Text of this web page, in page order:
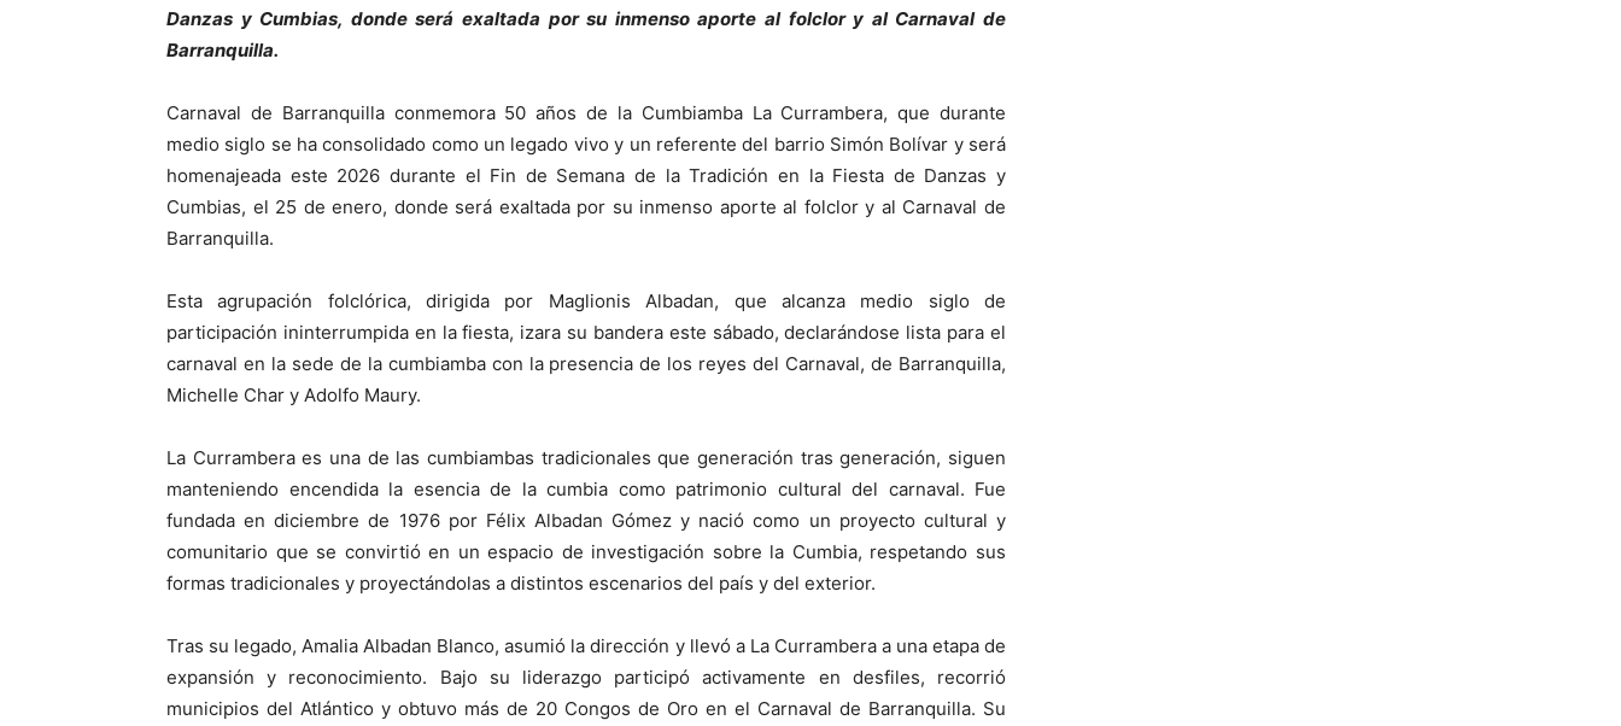
Danzas y Cumbias, donde será exaltada por su inmenso aporte al folclor y al Carnaval de
Barranquilla.
Carnaval de Barranquilla conmemora 50 años de la Cumbiamba La Currambera, que durante
medio siglo se ha consolidado como un legado vivo y un referente del barrio Simón Bolívar y será
homenajeada este 2026 durante el Fin de Semana de la Tradición en la Fiesta de Danzas y
Cumbias, el 25 de enero, donde será exaltada por su inmenso aporte al folclor y al Carnaval de
Barranquilla.
Esta agrupación folclórica, dirigida por Maglionis Albadan, que alcanza medio siglo de
participación ininterrumpida en la fiesta, izara su bandera este sábado, declarándose lista para el
carnaval en la sede de la cumbiamba con la presencia de los reyes del Carnaval, de Barranquilla,
Michelle Char y Adolfo Maury.
La Currambera es una de las cumbiambas tradicionales que generación tras generación, siguen
manteniendo encendida la esencia de la cumbia como patrimonio cultural del carnaval. Fue
fundada en diciembre de 1976 por Félix Albadan Gómez y nació como un proyecto cultural y
comunitario que se convirtió en un espacio de investigación sobre la Cumbia, respetando sus
formas tradicionales y proyectándolas a distintos escenarios del país y del exterior.
Tras su legado, Amalia Albadan Blanco, asumió la dirección y llevó a La Currambera a una etapa de
expansión y reconocimiento. Bajo su liderazgo participó activamente en desfiles, recorrió
municipios del Atlántico y obtuvo más de 20 Congos de Oro en el Carnaval de Barranquilla. Su